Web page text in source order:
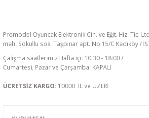
Promodel Oyuncak Elektronik Cih. ve Eğit. Hiz. Tic.
mah. Sokullu sok. Taşpınar apt. No:15/C Kadıköy /
Çalışma saatlerimiz Hafta içi: 10:30 - 18:00 /
Cumartesi, Pazar ve Çarşamba: KAPALI
ÜCRETSİZ KARGO: 10000 TL ve ÜZERİ